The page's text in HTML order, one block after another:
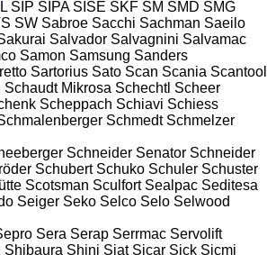
SIP SIPA SISE SKF SM SMD SMG
SW Sabroe Sacchi Sachman Saeilo
Salvador Salvagnini Salvamac
Samon Samsung Sanders
Sartorius Sato Scan Scania Scantool
Schaudt Mikrosa Schechtl Scheer
Scheppach Schiavi Schiess
Schmedt Schmelzer
Schneider Senator Schneider
Schubert Schuko Schuler Schuster
Scotsman Sculfort Sealpac Seditesa
Seiger Seko Selco Selo Selwood
Sera Serap Serrmac Servolift
Shibaura Shini Siat Sicar Sick Sicmi